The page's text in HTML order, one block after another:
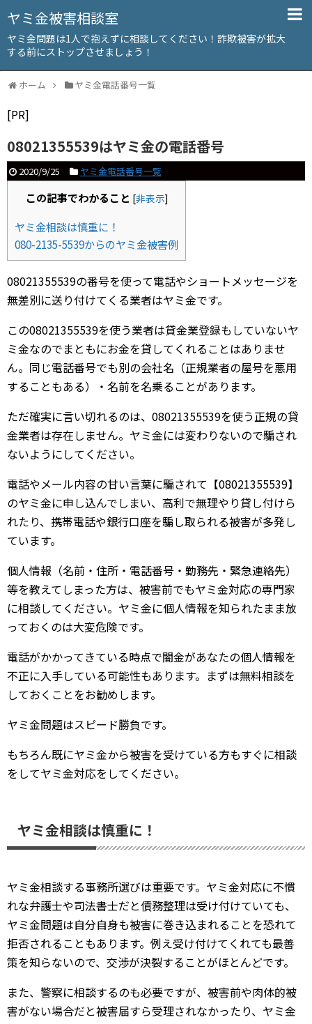
ヤミ金被害相談室
ヤミ金問題は1人で抱えずに相談してください！詐欺被害が拡大
する前にストップさせましょう！
ホーム ヤミ金電話番号一覧
[PR]
08021355539はヤミ金の電話番号
2020/9/25 ヤミ金電話番号一覧
この記事でわかること [非表示]
ヤミ金相談は慎重に！
080-2135-5539からのヤミ金被害例
08021355539の番号を使って電話やショートメッセージを
無差別に送り付けてくる業者はヤミ金です。
この08021355539を使う業者は貸金業登録もしていないヤ
ミ金なのでまともにお金を貸してくれることはありませ
ん。同じ電話番号でも別の会社名（正規業者の屋号を悪用
することもある）・名前を名乗ることがあります。
ただ確実に言い切れるのは、08021355539を使う正規の貸
金業者は存在しません。ヤミ金には変わりないので騙され
ないようにしてください。
電話やメール内容の甘い言葉に騙されて【08021355539】
のヤミ金に申し込んでしまい、高利で無理やり貸し付けら
れたり、携帯電話や銀行口座を騙し取られる被害が多発し
ています。
個人情報（名前・住所・電話番号・勤務先・緊急連絡先）
等を教えてしまった方は、被害前でもヤミ金対応の専門家
に相談してください。ヤミ金に個人情報を知られたまま放
っておくのは大変危険です。
電話がかかってきている時点で闇金があなたの個人情報を
不正に入手している可能性もあります。まずは無料相談を
しておくことをお勧めします。
ヤミ金問題はスピード勝負です。
もちろん既にヤミ金から被害を受けている方もすぐに相談
をしてヤミ金対応をしてください。
ヤミ金相談は慎重に！
ヤミ金相談する事務所選びは重要です。ヤミ金対応に不慣
れな弁護士や司法書士だと債務整理は受け付けていても、
ヤミ金問題は自分自身も被害に巻き込まれることを恐れて
拒否されることもあります。例え受け付けてくれても最善
策を知らないので、交渉が決裂することがほとんどです。
また、警察に相談するのも必要ですが、被害前や肉体的被
害がない場合だと被害届すら受理されなかったり、ヤミ金